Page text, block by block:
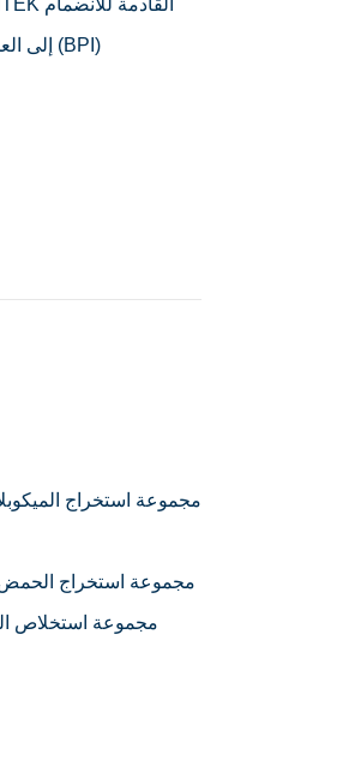
إلى العملية البيولوجية الدولية (BPI)
مجموعة استخراج الحمض
مجموعة استخلاص